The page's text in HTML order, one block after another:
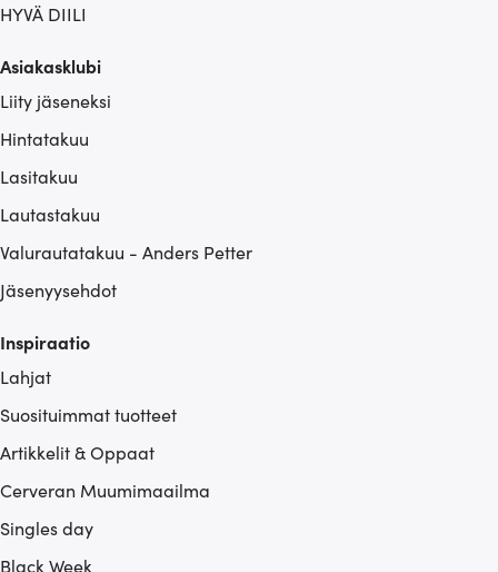
HYVÄ DIILI
Asiakasklubi
Liity jäseneksi
Hintatakuu
Lasitakuu
Lautastakuu
Valurautatakuu - Anders Petter
Jäsenyysehdot
Inspiraatio
Lahjat
Suosituimmat tuotteet
Artikkelit & Oppaat
Cerveran Muumimaailma
Singles day
Black Week